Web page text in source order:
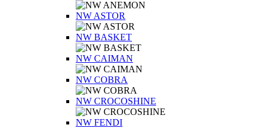
NW ASTOR
NW BASKET
NW CAIMAN
NW COBRA
NW CROCOSHINE
NW FENDI